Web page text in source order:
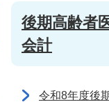
後期高齢者
会計
令和8年度後